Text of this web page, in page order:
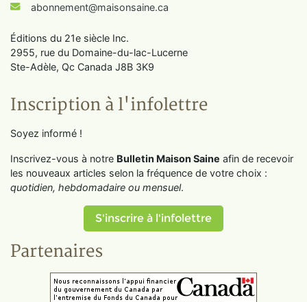
abonnement@maisonsaine.ca
Éditions du 21e siècle Inc.
2955, rue du Domaine-du-lac-Lucerne
Ste-Adèle, Qc Canada J8B 3K9
Inscription à l'infolettre
Soyez informé !
Inscrivez-vous à notre Bulletin Maison Saine afin de recevoir
les nouveaux articles selon la fréquence de votre choix :
quotidien, hebdomadaire ou mensuel.
S'inscrire à l'infolettre
Partenaires